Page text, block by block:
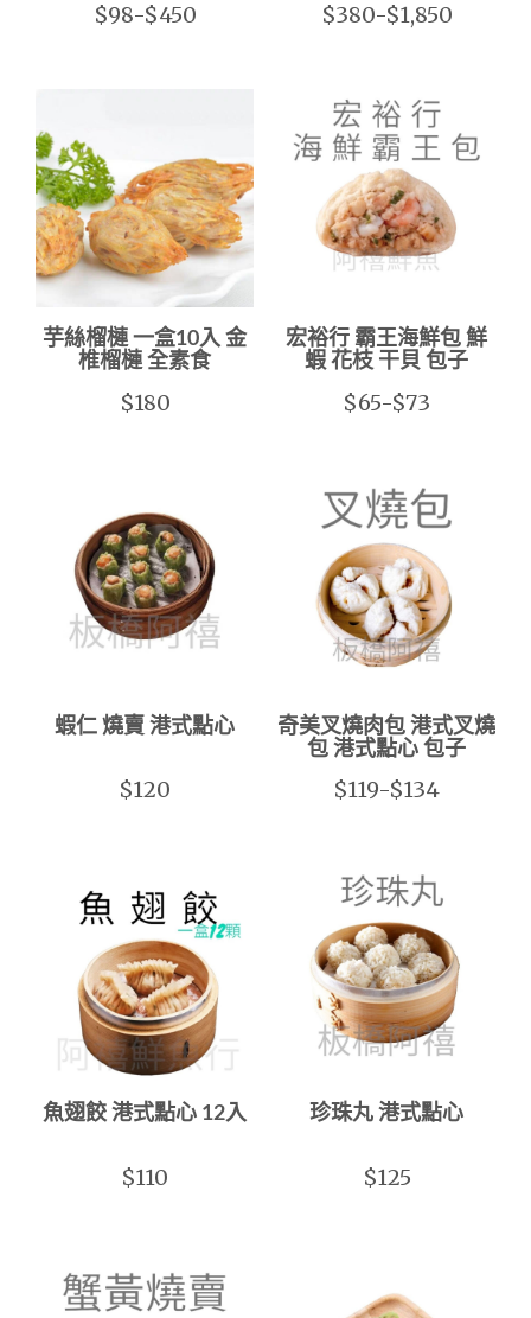
$98-$450 $380-$1,850
芋絲榴槤 一盒10入 金
椎榴槤 全素食
$180
宏裕行 霸王海鮮包 鮮
蝦 花枝 干貝 包子
$65-$73
蝦仁 燒賣 港式點心
$120
奇美叉燒肉包 港式叉燒
包 港式點心 包子
$119-$134
魚翅餃 港式點心 12入
$110
珍珠丸 港式點心
$125